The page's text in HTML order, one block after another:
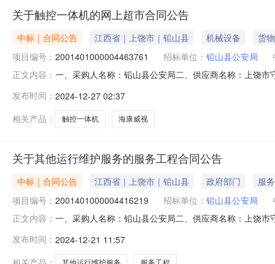
关于触控一体机的网上超市合同公告
中标｜合同公告 江西省｜上饶市｜铅山县 机械设备
货物
项目编号： 2001401000004463761 招标单位： 铅山县公安局
正文内容： 一、采购人名称：铅山县公安局二、供应商名称：上饶
D5A86FB/A台1.002980029800服务要求或标的基本概
发布时间： 2024-12-27 02:37
相关产品：
触控一体机 海康威视
关于其他运行维护服务的服务工程合同公告
中标｜合同公告 江西省｜上饶市｜铅山县 政府部门
服务
项目编号： 2001401000004416219 招标单位： 铅山县公安局
正文内容： 一、采购人名称：铅山县公安局二、供应商名称：上饶
七、其它事项：无八、联系方式1、采购人名称：铅山县
发布时间： 2024-12-21 11:57